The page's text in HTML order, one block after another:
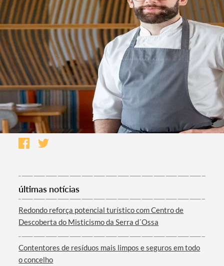
últimas notícias
Redondo reforça potencial turístico com Centro de
Descoberta do Misticismo da Serra d´Ossa
Contentores de resíduos mais limpos e seguros em todo
o concelho